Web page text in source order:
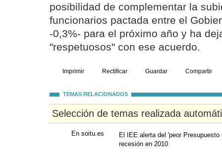
posibilidad de complementar la
funcionarios pactada entre el
-0,3%- para el próximo año y ha
"respetuosos" con ese acuerdo.
Imprimir Rectificar Guardar Compartir
TEMAS RELACIONADOS
Selección de temas realizada
En soitu.es
El IEE alerta del 'peor
recesión en 2010